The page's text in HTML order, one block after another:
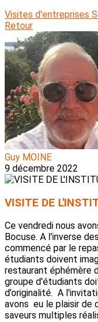
Visites d'entreprises
Retour
Guy MOINE
9 décembre 2022
VISITE DE
Ce vendredi nous
Bocuse. A l'inverse
commencé par le
étudiants doivent
restaurant éphémère
groupe d'étudiants
d’originalité. A
avons eu le plaisir de
saveurs multiples